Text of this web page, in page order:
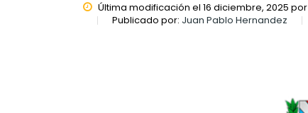
Última modificación el 16 diciembre, 2025 por
Publicado por: Juan Pablo Hernandez